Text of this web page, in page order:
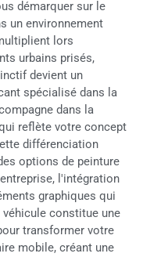
démarquer sur le
un environnement
lors
urbains prisés,
devient un
spécialisé dans la
dans la
reflète votre concept
différenciation
options de peinture
l'intégration
graphiques qui
constitue une
transformer votre
mobile, créant une